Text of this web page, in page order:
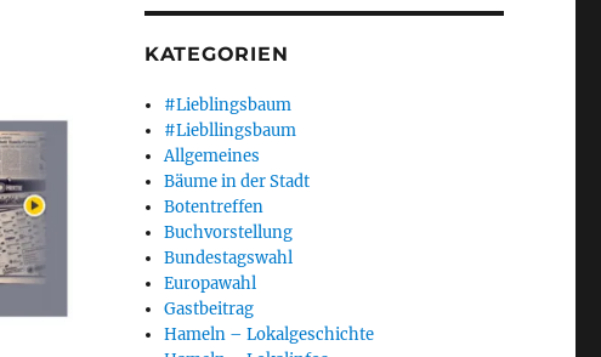
KATEGORIEN
#Lieblingsbaum
#Liebllingsbaum
Allgemeines
Bäume in der Stadt
Botentreffen
Buchvorstellung
Bundestagswahl
Europawahl
Gastbeitrag
Hameln – Lokalgeschichte